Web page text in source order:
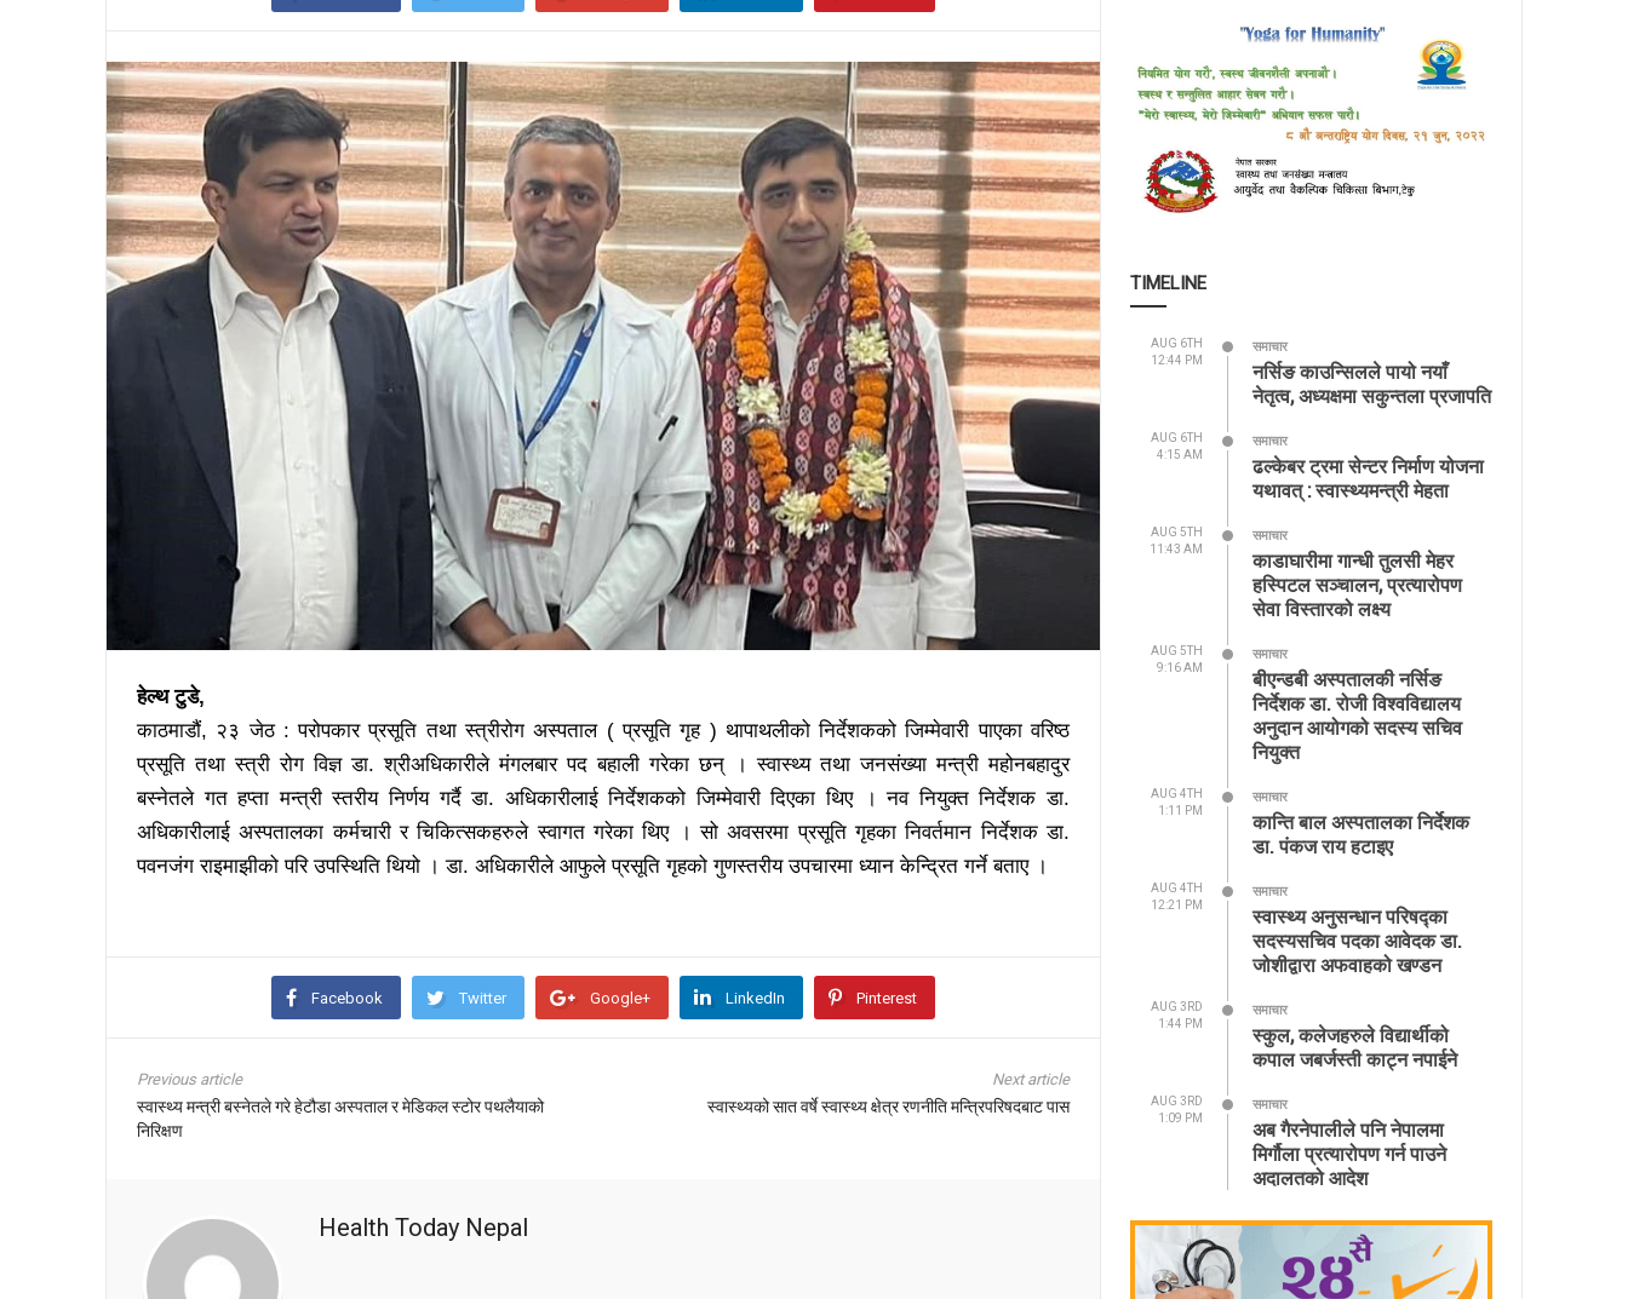
हेल्थ टुडे,
काठमाडौं, २३ जेठ : परोपकार प्रसूति तथा स्त्रीरोग अस्पताल ( प्रसूति गृह ) थापाथलीको निर्देशकको जिम्मेवारी पाएका वरिष्ठ
प्रसूति तथा स्त्री रोग विज्ञ डा. श्रीअधिकारीले मंगलबार पद बहाली गरेका छन् । स्वास्थ्य तथा जनसंख्या मन्त्री महोनबहादुर
बस्नेतले गत हप्ता मन्त्री स्तरीय निर्णय गर्दै डा. अधिकारीलाई निर्देशकको जिम्मेवारी दिएका थिए । नव नियुक्त निर्देशक डा.
अधिकारीलाई अस्पतालका कर्मचारी र चिकित्सकहरुले स्वागत गरेका थिए । सो अवसरमा प्रसूति गृहका निवर्तमान निर्देशक डा.
पवनजंग राइमाझीको परि उपस्थिति थियो । डा. अधिकारीले आफुले प्रसूति गृहको गुणस्तरीय उपचारमा ध्यान केन्द्रित गर्ने बताए ।
Facebook Twitter Google+ LinkedIn Pinterest
Previous article
स्वास्थ्य मन्त्री बस्नेतले गरे हेटौडा अस्पताल र मेडिकल स्टोर पथलैयाको
निरिक्षण
Next article
स्वास्थ्यको सात वर्षे स्वास्थ्य क्षेत्र रणनीति मन्त्रिपरिषदबाट पास
Health Today Nepal
TIMELINE
AUG 6TH
12:44 PM
समाचार
नर्सिङ काउन्सिलले पायो नयाँ
नेतृत्व, अध्यक्षमा सकुन्तला प्रजापति
AUG 6TH
4:15 AM
समाचार
ढल्केबर ट्रमा सेन्टर निर्माण योजना
यथावत् : स्वास्थ्यमन्त्री मेहता
AUG 5TH
11:43 AM
समाचार
काडाघारीमा गान्धी तुलसी मेहर
हस्पिटल सञ्चालन, प्रत्यारोपण
सेवा विस्तारको लक्ष्य
AUG 5TH
9:16 AM
समाचार
बीएन्डबी अस्पतालकी नर्सिङ
निर्देशक डा. रोजी विश्वविद्यालय
अनुदान आयोगको सदस्य सचिव
नियुक्त
AUG 4TH
1:11 PM
समाचार
कान्ति बाल अस्पतालका निर्देशक
डा. पंकज राय हटाइए
AUG 4TH
12:21 PM
समाचार
स्वास्थ्य अनुसन्धान परिषद्का
सदस्यसचिव पदका आवेदक डा.
जोशीद्वारा अफवाहको खण्डन
AUG 3RD
1:44 PM
समाचार
स्कुल, कलेजहरुले विद्यार्थीको
कपाल जबर्जस्ती काट्न नपाईने
AUG 3RD
1:09 PM
समाचार
अब गैरनेपालीले पनि नेपालमा
मिर्गौला प्रत्यारोपण गर्न पाउने
अदालतको आदेश